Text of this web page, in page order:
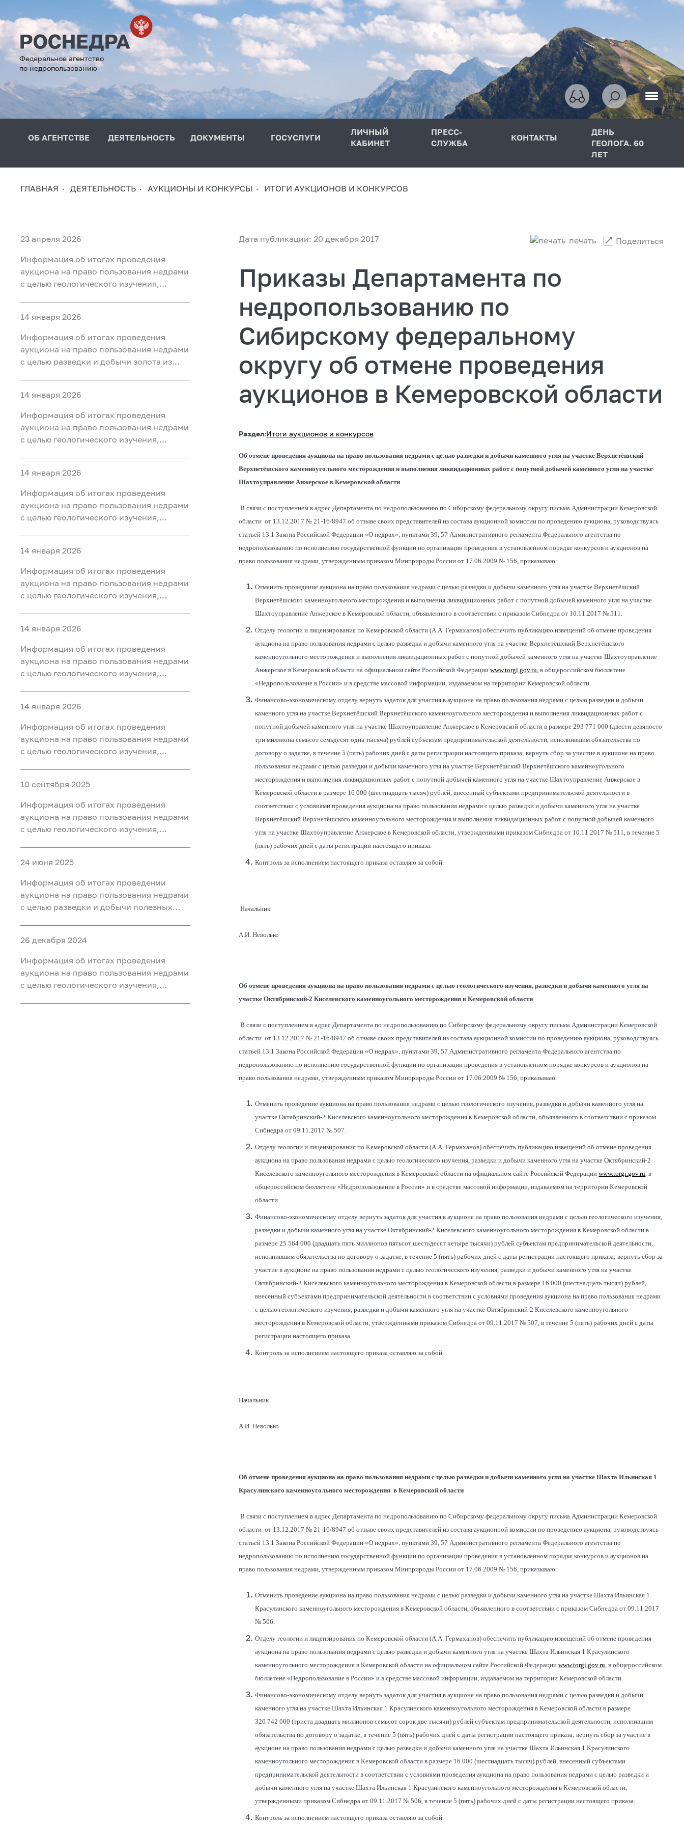
Федеральное агентство
по недропользованию
ОБ АГЕНТСТВЕ ДЕЯТЕЛЬНОСТЬ ДОКУМЕНТЫ ГОСУСЛУГИ
ЛИЧНЫЙ
КАБИНЕТ
ПРЕСС-
СЛУЖБА
КОНТАКТЫ
ДЕНЬ
ГЕОЛОГА. 60
ЛЕТ
ГЛАВНАЯ ДЕЯТЕЛЬНОСТЬ АУКЦИОНЫ И КОНКУРСЫ ИТОГИ АУКЦИОНОВ И КОНКУРСОВ
23 апреля 2026
Информация об итогах проведения
аукциона на право пользования недрами
с целью геологического изучения,
«Тарховский», расположенного на
территории Ханты-Мансийского района
Ханты-Мансийского автономного округа
- Югры
14 января 2026
Информация об итогах проведения
аукциона на право пользования недрами
с целью разведки и добычи золота из
недр «Мостовка р.» в Свердловской
области
14 января 2026
Информация об итогах проведения
аукциона на право пользования недрами
с целью геологического изучения,
«Юильский 5», расположенного на
территории Белоярского района Ханты-
Мансийского автономного округа - Югры
14 января 2026
Информация об итогах проведения
аукциона на право пользования недрами
с целью геологического изучения,
участке недр «Радомский»,
расположенного на территории
Октябрьского района Ханты-
Мансийского автономного округа - Югры
14 января 2026
Информация об итогах проведения
аукциона на право пользования недрами
с целью геологического изучения,
«Сергинский 9», расположенного на
территории Белоярского района Ханты-
Мансийского автономного округа - Югры
14 января 2026
Информация об итогах проведения
аукциона на право пользования недрами
с целью геологического изучения,
«Западно-Нятлонгский»,
расположенного на территории
Сургутского района Ханты-Мансийского
автономного округа - Югры
14 января 2026
Информация об итогах проведения
аукциона на право пользования недрами
с целью геологического изучения,
«Восточно-Камский», расположенного
на территории Ханты-Мансийского
района Ханты-Мансийского
автономного округа - Югры
10 сентября 2025
Информация об итогах проведения
аукциона на право пользования недрами
с целью геологического изучения,
«Бобровый», расположенного в
Уватском районе Тюменской области
24 июня 2025
Информация об итогах проведении
аукциона на право пользования недрами
с целью разведки и добычи полезных
недр «Северный 2 Шадринского
месторождения» в Курганской области
26 декабря 2024
Информация об итогах проведения
аукциона на право пользования недрами
с целью геологического изучения,
Дата публикации: 20 декабря 2017 печать Поделиться
Приказы Департамента по
недропользованию по
Сибирскому федеральному
округу об отмене проведения
аукционов в Кемеровской области
Раздел:Итоги аукционов и конкурсов
Об отмене проведения аукциона на право пользования недрами с целью разведки и добычи каменного угля на участке Верхнетёшский
Верхнетёшского каменноугольного месторождения и выполнения ликвидационных работ с попутной добычей каменного угля на участке
Шахтоуправление Анжерское в Кемеровской области
В связи с поступлением в адрес Департамента по недропользованию по Сибирскому федеральному округу письма Администрации Кемеровской
области от 13.12.2017 № 21-16/8947 об отзыве своих представителей из состава аукционной комиссии по проведению аукциона, руководствуясь
статьей 13.1 Закона Российской Федерации «О недрах», пунктами 39, 57 Административного регламента Федерального агентства по
недропользованию по исполнению государственной функции по организации проведения в установленном порядке конкурсов и аукционов на
право пользования недрами, утвержденным приказом Минприроды России от 17.06.2009 № 156, приказываю:
Отменить проведение аукциона на право пользования недрами с целью разведки и добычи каменного угля на участке Верхнетёшский
Верхнетёшского каменноугольного месторождения и выполнения ликвидационных работ с попутной добычей каменного угля на участке
Шахтоуправление Анжерское в Кемеровской области, объявленного в соответствии с приказом Сибнедра от 10.11.2017 № 511.
Отделу геологии и лицензирования по Кемеровской области (А.А. Гермаханов) обеспечить публикацию извещений об отмене проведения
аукциона на право пользования недрами с целью разведки и добычи каменного угля на участке Верхнетёшский Верхнетёшского
каменноугольного месторождения и выполнения ликвидационных работ с попутной добычей каменного угля на участке Шахтоуправление
Анжерское в Кемеровской области на официальном сайте Российской Федерацииwww.torgi.gov.ru , в общероссийском бюллетене
«Недропользование в России» и в средстве массовой информации, издаваемом на территории Кемеровской области.
Финансово-экономическому отделу вернуть задаток для участия в аукционе на право пользования недрами с целью разведки и добычи
каменного угля на участке Верхнетёшский Верхнетёшского каменноугольного месторождения и выполнения ликвидационных работ с
попутной добычей каменного угля на участке Шахтоуправление Анжерское в Кемеровской области в размере 293 771 000 (двести девяносто
три миллиона семьсот семьдесят одна тысяча) рублей субъектам предпринимательской деятельности, исполнившим обязательства по
договору о задатке, в течение 5 (пять) рабочих дней с даты регистрации настоящего приказа; вернуть сбор за участие в аукционе на право
пользования недрами с целью разведки и добычи каменного угля на участке Верхнетёшский Верхнетёшского каменноугольного
месторождения и выполнения ликвидационных работ с попутной добычей каменного угля на участке Шахтоуправление Анжерское в
Кемеровской области в размере 16 000 (шестнадцать тысяч) рублей, внесенный субъектами предпринимательской деятельности в
соответствии с условиями проведения аукциона на право пользования недрами с целью разведки и добычи каменного угля на участке
Верхнетёшский Верхнетёшского каменноугольного месторождения и выполнения ликвидационных работ с попутной добычей каменного
угля на участке Шахтоуправление Анжерское в Кемеровской области, утвержденными приказом Сибнедра от 10.11.2017 № 511, в течение 5
(пять) рабочих дней с даты регистрации настоящего приказа.
Контроль за исполнением настоящего приказа оставляю за собой.
Начальник
А.И. Неволько
Об отмене проведения аукциона на право пользования недрами с целью геологического изучения, разведки и добычи каменного угля на
участке Октябринский-2 Киселевского каменноугольного месторождения в Кемеровской области
В связи с поступлением в адрес Департамента по недропользованию по Сибирскому федеральному округу письма Администрации Кемеровской
области от 13.12.2017 № 21-16/8947 об отзыве своих представителей из состава аукционной комиссии по проведению аукциона, руководствуясь
статьей 13.1 Закона Российской Федерации «О недрах», пунктами 39, 57 Административного регламента Федерального агентства по
недропользованию по исполнению государственной функции по организации проведения в установленном порядке конкурсов и аукционов на
право пользования недрами, утвержденным приказом Минприроды России от 17.06.2009 № 156, приказываю:
Отменить проведение аукциона на право пользования недрами с целью геологического изучения, разведки и добычи каменного угля на
участке Октябринский-2 Киселевского каменноугольного месторождения в Кемеровской области, объявленного в соответствии с приказом
Сибнедра от 09.11.2017 № 507.
Отделу геологии и лицензирования по Кемеровской области (А.А. Гермаханов) обеспечить публикацию извещений об отмене проведения
аукциона на право пользования недрами с целью геологического изучения, разведки и добычи каменного угля на участке Октябринский-2
Киселевского каменноугольного месторождения в Кемеровской области на официальном сайте Российской Федерацииwww.torgi.gov.ru , в
общероссийском бюллетене «Недропользование в России» и в средстве массовой информации, издаваемом на территории Кемеровской
области.
Финансово-экономическому отделу вернуть задаток для участия в аукционе на право пользования недрами с целью геологического изучения,
разведки и добычи каменного угля на участке Октябринский-2 Киселевского каменноугольного месторождения в Кемеровской области в
размере 25 564 000 (двадцать пять миллионов пятьсот шестьдесят четыре тысячи) рублей субъектам предпринимательской деятельности,
исполнившим обязательства по договору о задатке, в течение 5 (пять) рабочих дней с даты регистрации настоящего приказа; вернуть сбор за
участие в аукционе на право пользования недрами с целью геологического изучения, разведки и добычи каменного угля на участке
Октябринский-2 Киселевского каменноугольного месторождения в Кемеровской области в размере 16 000 (шестнадцать тысяч) рублей,
внесенный субъектами предпринимательской деятельности в соответствии с условиями проведения аукциона на право пользования недрами
с целью геологического изучения, разведки и добычи каменного угля на участке Октябринский-2 Киселевского каменноугольного
месторождения в Кемеровской области, утвержденными приказом Сибнедра от 09.11.2017 № 507, в течение 5 (пять) рабочих дней с даты
регистрации настоящего приказа.
Контроль за исполнением настоящего приказа оставляю за собой.
Начальник
А.И. Неволько
Об отмене проведения аукциона на право пользования недрами с целью разведки и добычи каменного угля на участке Шахта Ильинская 1
Красулинского каменноугольного месторождения в Кемеровской области
В связи с поступлением в адрес Департамента по недропользованию по Сибирскому федеральному округу письма Администрации Кемеровской
области от 13.12.2017 № 21-16/8947 об отзыве своих представителей из состава аукционной комиссии по проведению аукциона, руководствуясь
статьей 13.1 Закона Российской Федерации «О недрах», пунктами 39, 57 Административного регламента Федерального агентства по
недропользованию по исполнению государственной функции по организации проведения в установленном порядке конкурсов и аукционов на
право пользования недрами, утвержденным приказом Минприроды России от 17.06.2009 № 156, приказываю:
Отменить проведение аукциона на право пользования недрами с целью разведки и добычи каменного угля на участке Шахта Ильинская 1
Красулинского каменноугольного месторождения в Кемеровской области, объявленного в соответствии с приказом Сибнедра от 09.11.2017
№ 506.
Отделу геологии и лицензирования по Кемеровской области (А.А. Гермаханов) обеспечить публикацию извещений об отмене проведения
аукциона на право пользования недрами с целью разведки и добычи каменного угля на участке Шахта Ильинская 1 Красулинского
каменноугольного месторождения в Кемеровской области на официальном сайте Российской Федерацииwww.torgi.gov.ru , в общероссийском
бюллетене «Недропользование в России» и в средстве массовой информации, издаваемом на территории Кемеровской области.
Финансово-экономическому отделу вернуть задаток для участия в аукционе на право пользования недрами с целью разведки и добычи
каменного угля на участке Шахта Ильинская 1 Красулинского каменноугольного месторождения в Кемеровской области в размере
320 742 000 (триста двадцать миллионов семьсот сорок две тысячи) рублей субъектам предпринимательской деятельности, исполнившим
обязательства по договору о задатке, в течение 5 (пять) рабочих дней с даты регистрации настоящего приказа; вернуть сбор за участие в
аукционе на право пользования недрами с целью разведки и добычи каменного угля на участке Шахта Ильинская 1 Красулинского
каменноугольного месторождения в Кемеровской области в размере 16 000 (шестнадцать тысяч) рублей, внесенный субъектами
предпринимательской деятельности в соответствии с условиями проведения аукциона на право пользования недрами с целью разведки и
добычи каменного угля на участке Шахта Ильинская 1 Красулинского каменноугольного месторождения в Кемеровской области,
утвержденными приказом Сибнедра от 09.11.2017 № 506, в течение 5 (пять) рабочих дней с даты регистрации настоящего приказа.
Контроль за исполнением настоящего приказа оставляю за собой.